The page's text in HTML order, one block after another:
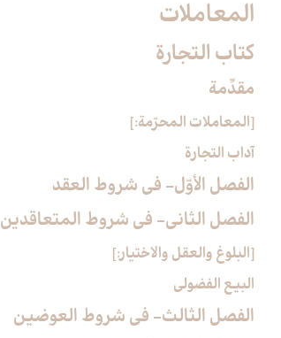
المعاملات
كتاب التجارة
مقدِّمة
[المعاملات المحرّمة:]
آداب التجارة
الفصل الأوّل- في شروط العقد
الفصل الثاني- في شروط المتعاقدين‏
[البلوغ والعقل والاختيار:]
البيع الفضولي
الفصل الثالث- في شروط العوضين‏